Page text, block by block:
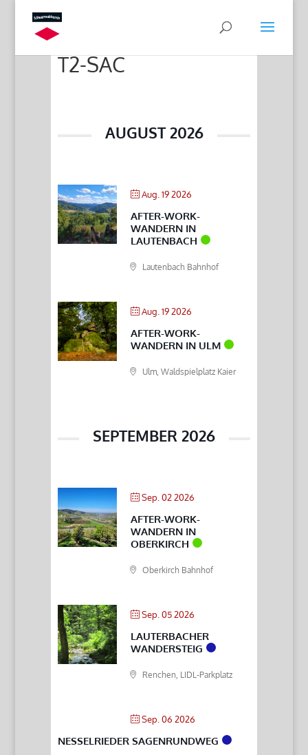
T2-SAC
AUGUST 2026
Aug. 19 2026
AFTER-WORK-
WANDERN IN
LAUTENBACH
Lautenbach Bahnhof
Aug. 19 2026
AFTER-WORK-
WANDERN IN ULM
Ulm, Waldspielplatz Kaier
SEPTEMBER 2026
Sep. 02 2026
AFTER-WORK-
WANDERN IN
OBERKIRCH
Oberkirch Bahnhof
Sep. 05 2026
LAUTERBACHER
WANDERSTEIG
Renchen, LIDL-Parkplatz
Sep. 06 2026
NESSELRIEDER SAGENRUNDWEG